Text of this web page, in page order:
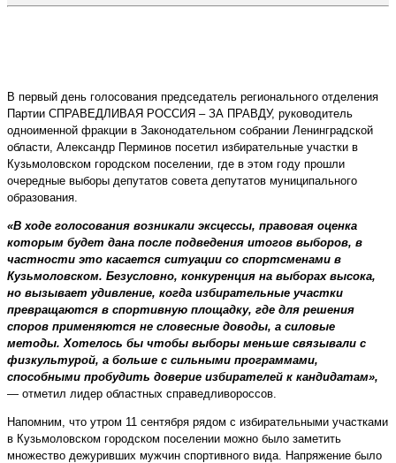
В первый день голосования председатель регионального отделения
Партии СПРАВЕДЛИВАЯ РОССИЯ – ЗА ПРАВДУ, руководитель
одноименной фракции в Законодательном собрании Ленинградской
области, Александр Перминов посетил избирательные участки в
Кузьмоловском городском поселении, где в этом году прошли
очередные выборы депутатов совета депутатов муниципального
образования.
«В ходе голосования возникали эксцессы, правовая оценка
которым будет дана после подведения итогов выборов, в
частности это касается ситуации со спортсменами в
Кузьмоловском. Безусловно, конкуренция на выборах высока,
но вызывает удивление, когда избирательные участки
превращаются в спортивную площадку, где для решения
споров применяются не словесные доводы, а силовые
методы. Хотелось бы чтобы выборы меньше связывали с
физкультурой, а больше с сильными программами,
способными пробудить доверие избирателей к кандидатам»,
— отметил лидер областных справедливороссов.
Напомним, что утром 11 сентября рядом с избирательными участками
в Кузьмоловском городском поселении можно было заметить
множество дежуривших мужчин спортивного вида. Напряжение было